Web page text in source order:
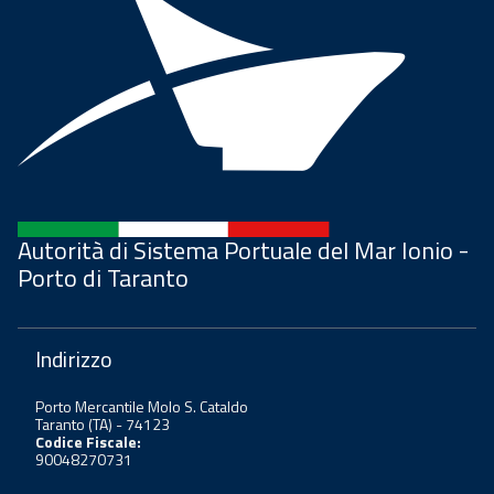
Autorità di Sistema Portuale del Mar Ionio -
Porto di Taranto
Indirizzo
Porto Mercantile Molo S. Cataldo
Taranto (TA) - 74123
Codice Fiscale:
90048270731